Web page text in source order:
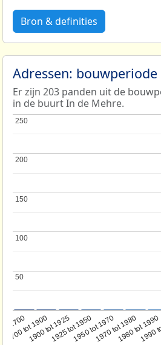
Bron & definities
Adressen:
Er zijn 203 panden uit de
in de buurt In de Mehre.
1700
1700 tot 1900
1900 tot 19251925 tot 19501950 tot 19701970 tot 19801980 tot 1990
1990
50
50
100
100
150
150
200
200
250
250